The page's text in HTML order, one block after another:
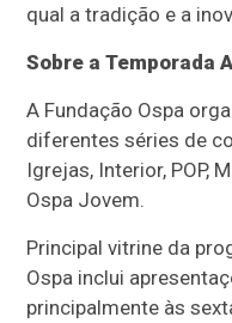
qual a tradição e a
Sobre a Temporada
A Fundação Ospa
diferentes séries de
Igrejas, Interior, POP,
Ospa Jovem.
Principal vitrine da
Ospa inclui
principalmente às